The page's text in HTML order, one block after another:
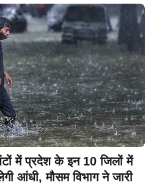
में प्रदेश के इन 10 जिलों में
आंधी, मौसम विभाग ने जारी